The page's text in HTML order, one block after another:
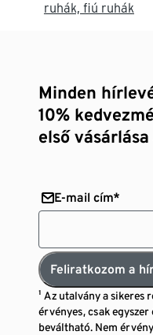
ruhák, fiú ruhák
Minden
10%
első
E-mail cím*
Feliratkozom a
¹ Az utalvány a sikeres
érvényes, csak
beváltható. Nem